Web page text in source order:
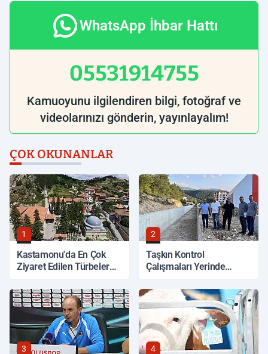
WhatsApp İhbar Hattı
05531914755
Kamuoyunu ilgilendiren bilgi, fotoğraf ve
videolarınızı gönderin, yayınlayalım!
ÇOK OKUNANLAR
1
Kastamonu'da En Çok
Ziyaret Edilen Türbeler
2
Taşkın Kontrol
Çalışmaları Yerinde
3 4